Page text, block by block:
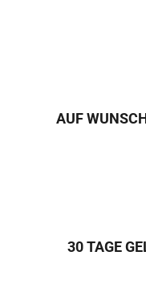
AUF
30 TAGE